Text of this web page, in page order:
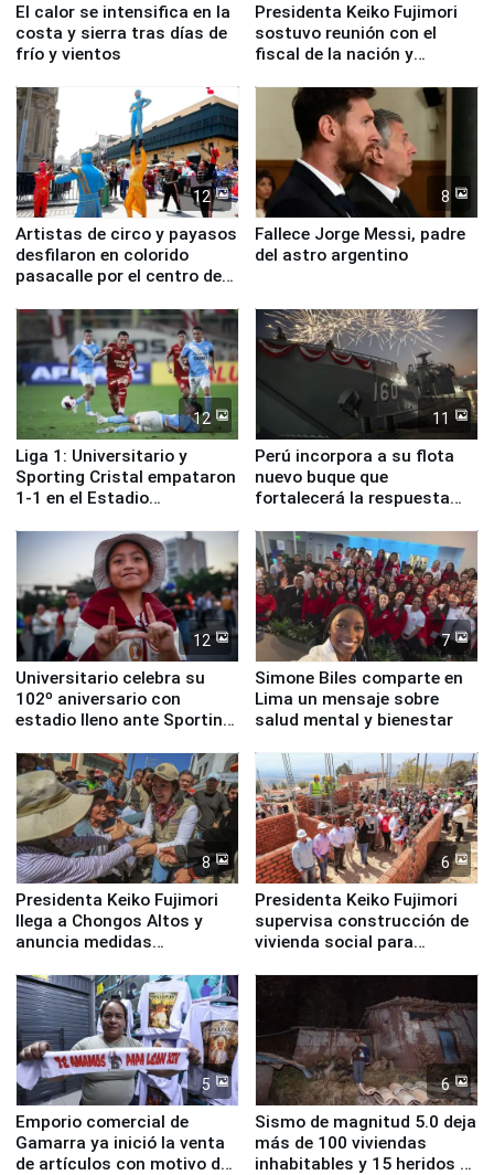
El calor se intensifica en la
costa y sierra tras días de
frío y vientos
Presidenta Keiko Fujimori
sostuvo reunión con el
fiscal de la nación y
12
Artistas de circo y payasos
desfilaron en colorido
pasacalle por el centro de
8
Fallece Jorge Messi, padre
del astro argentino
12
Liga 1: Universitario y
Sporting Cristal empataron
1-1 en el Estadio
11
Perú incorpora a su flota
nuevo buque que
fortalecerá la respuesta
12
Universitario celebra su
102º aniversario con
estadio lleno ante Sporting
7
Simone Biles comparte en
Lima un mensaje sobre
salud mental y bienestar
8
Presidenta Keiko Fujimori
llega a Chongos Altos y
anuncia medidas
educación, salud y empleo
6
Presidenta Keiko Fujimori
supervisa construcción de
vivienda social para
5
Emporio comercial de
Gamarra ya inició la venta
de artículos con motivo de
6
Sismo de magnitud 5.0 deja
más de 100 viviendas
inhabitables y 15 heridos en